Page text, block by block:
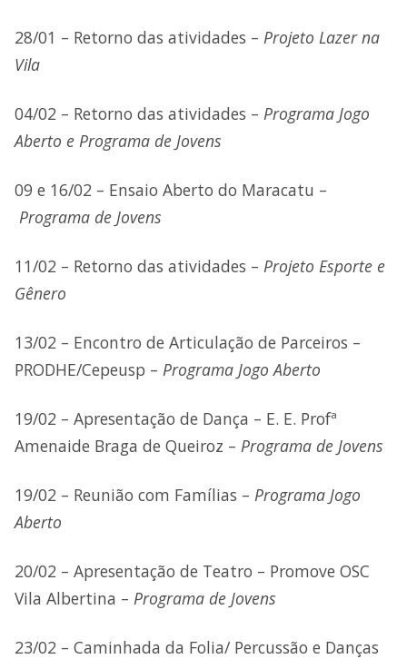
28/01 – Retorno das atividades – Projeto Lazer na
Vila
04/02 – Retorno das atividades – Programa Jogo
Aberto e Programa de Jovens
09 e 16/02 – Ensaio Aberto do Maracatu –
Programa de Jovens
11/02 – Retorno das atividades – Projeto Esporte e
Gênero
13/02 – Encontro de Articulação de Parceiros –
PRODHE/Cepeusp – Programa Jogo Aberto
19/02 – Apresentação de Dança – E. E. Profª
Amenaide Braga de Queiroz – Programa de Jovens
19/02 – Reunião com Famílias – Programa Jogo
Aberto
20/02 – Apresentação de Teatro – Promove OSC
Vila Albertina – Programa de Jovens
23/02 – Caminhada da Folia/ Percussão e Danças